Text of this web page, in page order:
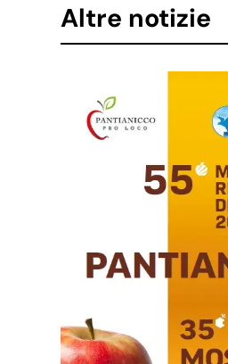
Altre notizie